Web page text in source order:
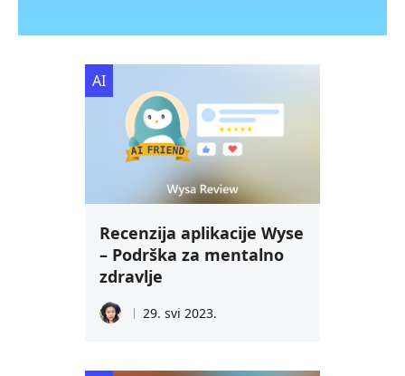
Recenzija aplikacije Wyse
– Podrška za mentalno
zdravlje
29. svi 2023.
AI